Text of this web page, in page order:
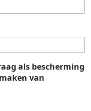
als bescherming
van